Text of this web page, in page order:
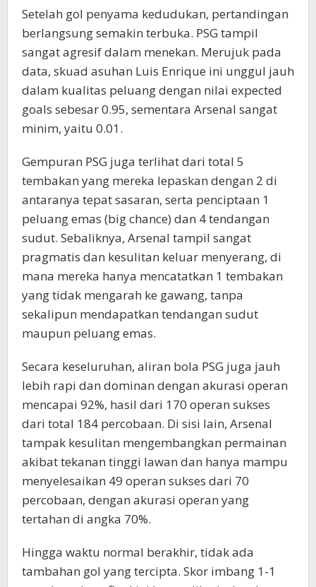
Setelah gol penyama kedudukan, pertandingan
berlangsung semakin terbuka. PSG tampil
sangat agresif dalam menekan. Merujuk pada
data, skuad asuhan Luis Enrique ini unggul jauh
dalam kualitas peluang dengan nilai expected
goals sebesar 0.95, sementara Arsenal sangat
minim, yaitu 0.01.
Gempuran PSG juga terlihat dari total 5
tembakan yang mereka lepaskan dengan 2 di
antaranya tepat sasaran, serta penciptaan 1
peluang emas (big chance) dan 4 tendangan
sudut. Sebaliknya, Arsenal tampil sangat
pragmatis dan kesulitan keluar menyerang, di
mana mereka hanya mencatatkan 1 tembakan
yang tidak mengarah ke gawang, tanpa
sekalipun mendapatkan tendangan sudut
maupun peluang emas.
Secara keseluruhan, aliran bola PSG juga jauh
lebih rapi dan dominan dengan akurasi operan
mencapai 92%, hasil dari 170 operan sukses
dari total 184 percobaan. Di sisi lain, Arsenal
tampak kesulitan mengembangkan permainan
akibat tekanan tinggi lawan dan hanya mampu
menyelesaikan 49 operan sukses dari 70
percobaan, dengan akurasi operan yang
tertahan di angka 70%.
Hingga waktu normal berakhir, tidak ada
tambahan gol yang tercipta. Skor imbang 1-1